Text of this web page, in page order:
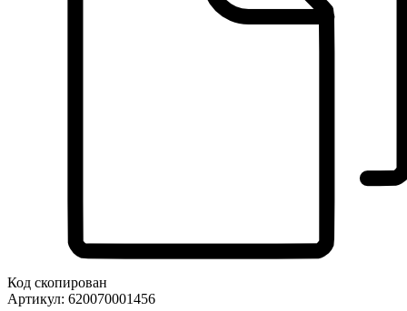
Код скопирован
Артикул: 620070001456